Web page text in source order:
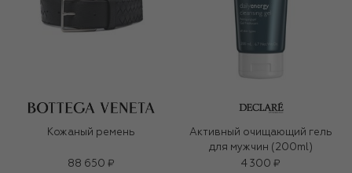
Кожаный ремень
88 650 ₽
Активный очищающий гель
для мужчин (200ml)
4 300 ₽